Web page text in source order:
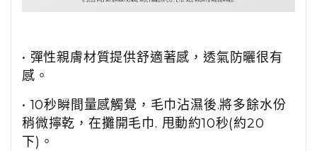
• 彈性親膚材質提供舒適著感，透氣防曬很有
感。
• 10秒瞬間量感觸覺，毛巾沾濕後.將多餘水份
稍微擰乾，在攤開毛巾. 甩動約10秒(約20
下)。